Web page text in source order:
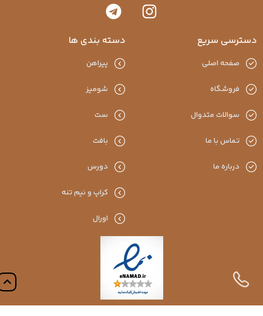
دسترسی سریع
صفحه اصلی
فروشگاه
سوالات متدوال
تماس با ما
درباره ما
دسته بندی ها
پیراهن
شومیز
ست
بافت
دورس
کراپ و نیم تنه
اورال